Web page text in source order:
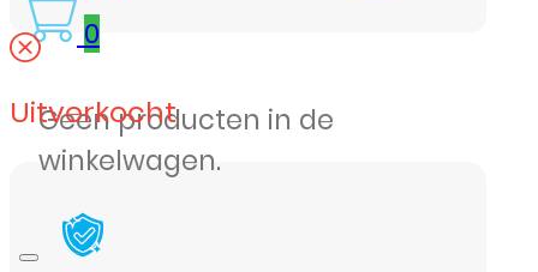
0
Geen producten in de
winkelwagen.
Uitverkocht